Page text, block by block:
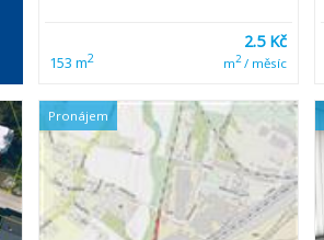
153 m2
2.5 Kč
m2/ měsíc
Pronájem